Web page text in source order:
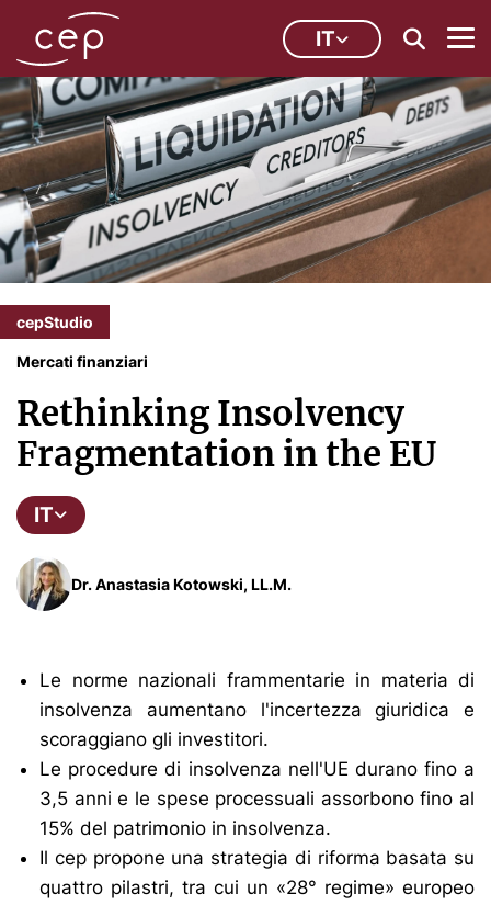
IT
cepStudio
Mercati finanziari
Rethinking Insolvency
Fragmentation in the EU
IT
Dr. Anastasia Kotowski, LL.M.
Le norme nazionali frammentarie in materia di
insolvenza aumentano l'incertezza giuridica e
scoraggiano gli investitori.
Le procedure di insolvenza nell'UE durano fino a
3,5 anni e le spese processuali assorbono fino al
15% del patrimonio in insolvenza.
Il cep propone una strategia di riforma basata su
quattro pilastri, tra cui un «28° regime» europeo